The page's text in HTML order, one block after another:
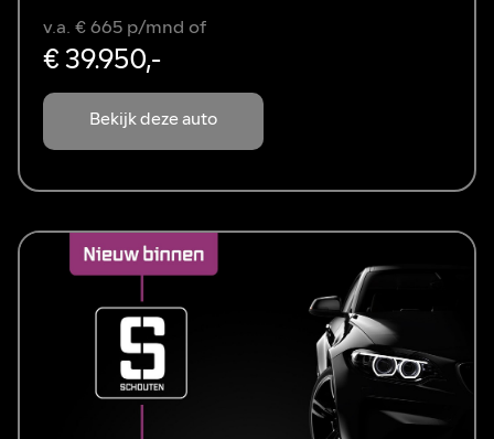
Bekijk deze auto
v.a. € 665 p/mnd of
€ 39.950,-